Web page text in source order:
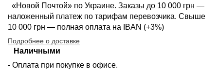
«Новой Почтой» по Украине. Заказы до 10 000 грн —
наложенный платеж по тарифам перевозчика. Свыше
10 000 грн — полная оплата на IBAN (+3%)
Подробнее о доставке
Наличными
- Оплата при покупке в офисе.